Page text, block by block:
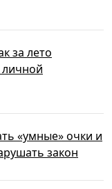
за лето
личной
«умные» очки и
закон